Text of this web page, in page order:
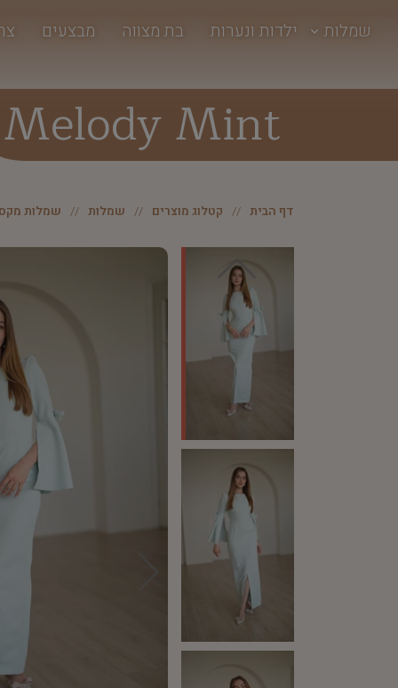
שמלות ילדות ונערות בת מצווה מבצעים
Melody Mint
דף הבית קטלוג מוצרים שמלות שמלות